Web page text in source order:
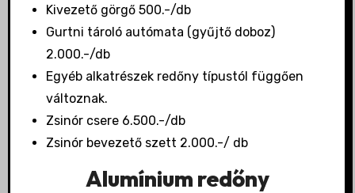
Kivezető görgő 500.-/db
Gurtni tároló autómata (gyűjtő doboz)
2.000.-/db
Egyéb alkatrészek redőny típustól függően
változnak.
Zsinór csere 6.500.-/db
Zsinór bevezető szett 2.000.-/ db
Alumínium redőny